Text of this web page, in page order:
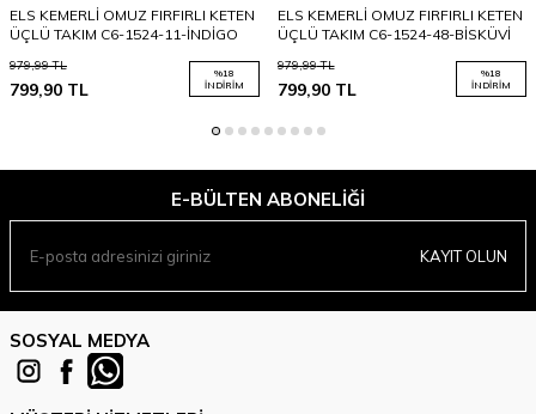
ELS KEMERLİ OMUZ FIRFIRLI KETEN
ÜÇLÜ TAKIM C6-1524-11-İNDİGO
979,99TL
799,90 TL
%18
İNDIRIM
ELS KEMERLİ OMUZ FIRFIRLI KETEN
ÜÇLÜ TAKIM C6-1524-48-BİSKÜVİ
979,99TL
799,90TL
%18
İNDIRIM
E-BÜLTEN ABONELIĞI
KAYIT OLUN
SOSYAL MEDYA